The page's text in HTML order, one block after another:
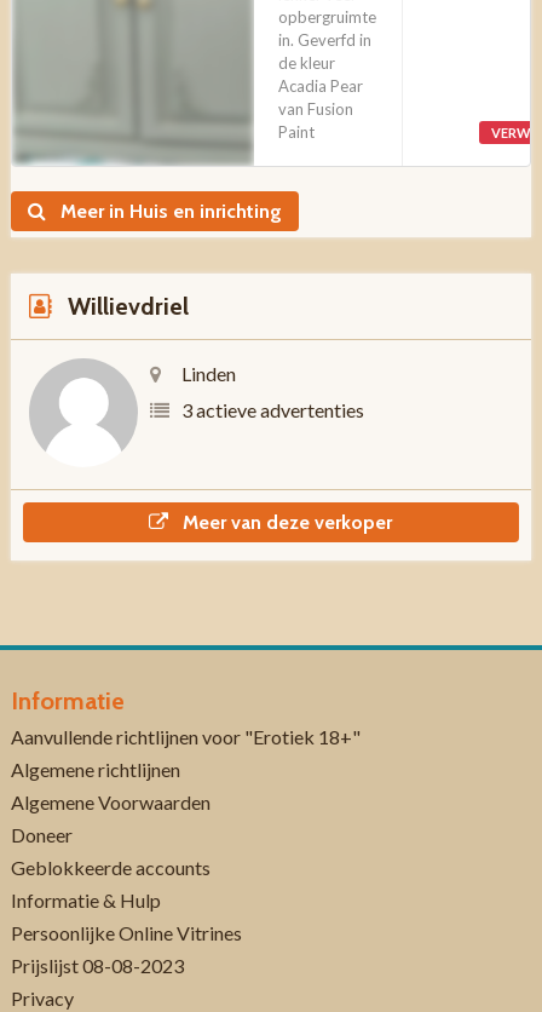
opbergruimte
in. Geverfd in
de kleur
Acadia Pear
van Fusion
Paint
Meer in Huis en inrichting
Willievdriel
Linden
3 actieve advertenties
Meer van deze verkoper
Informatie
Aanvullende richtlijnen voor "Erotiek 18+"
Algemene richtlijnen
Algemene Voorwaarden
Doneer
Geblokkeerde accounts
Informatie & Hulp
Persoonlijke Online Vitrines
Prijslijst 08-08-2023
Privacy